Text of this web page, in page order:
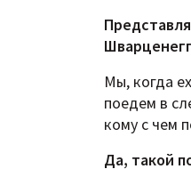
Мы, когда
поедем в
кому с чем
Да, такой